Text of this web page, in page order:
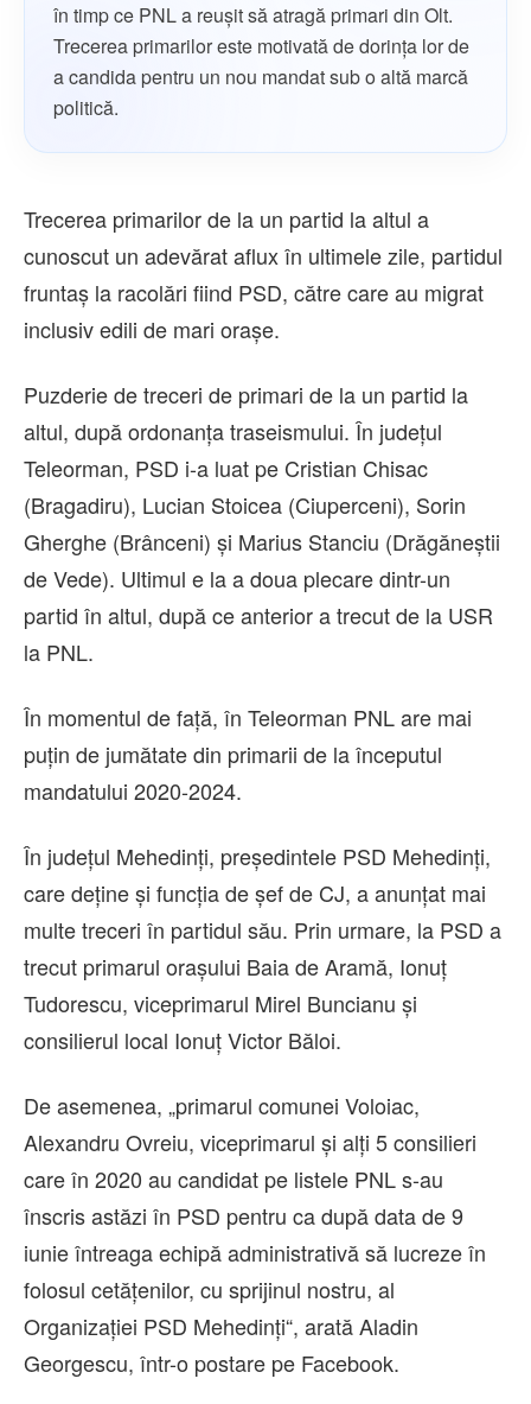
în timp ce PNL a reușit să atragă primari din Olt.
Trecerea primarilor este motivată de dorința lor de
a candida pentru un nou mandat sub o altă marcă
politică.
Trecerea primarilor de la un partid la altul a
cunoscut un adevărat aflux în ultimele zile, partidul
fruntaș la racolări fiind PSD, către care au migrat
inclusiv edili de mari orașe.
Puzderie de treceri de primari de la un partid la
altul, după ordonanța traseismului. În județul
Teleorman, PSD i-a luat pe Cristian Chisac
(Bragadiru), Lucian Stoicea (Ciuperceni), Sorin
Gherghe (Brânceni) și Marius Stanciu (Drăgăneștii
de Vede). Ultimul e la a doua plecare dintr-un
partid în altul, după ce anterior a trecut de la USR
la PNL.
În momentul de față, în Teleorman PNL are mai
puțin de jumătate din primarii de la începutul
mandatului 2020-2024.
În județul Mehedinți, președintele PSD Mehedinți,
care deține și funcția de șef de CJ, a anunțat mai
multe treceri în partidul său. Prin urmare, la PSD a
trecut primarul orașului Baia de Aramă, Ionuț
Tudorescu, viceprimarul Mirel Buncianu și
consilierul local Ionuț Victor Băloi.
De asemenea, „primarul comunei Voloiac,
Alexandru Ovreiu, viceprimarul și alți 5 consilieri
care în 2020 au candidat pe listele PNL s-au
înscris astăzi în PSD pentru ca după data de 9
iunie întreaga echipă administrativă să lucreze în
folosul cetățenilor, cu sprijinul nostru, al
Organizației PSD Mehedinți“, arată Aladin
Georgescu, într-o postare pe Facebook.